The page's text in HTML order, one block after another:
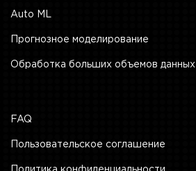
Auto ML
Прогнозное моделирование
Обработка больших объемов данных
FAQ
Пользовательское соглашение